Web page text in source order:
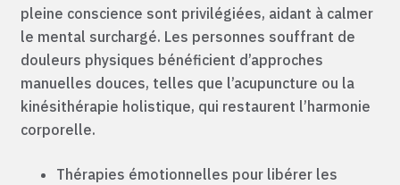
pleine conscience sont privilégiées, aidant à calmer
le mental surchargé. Les personnes souffrant de
douleurs physiques bénéficient d’approches
manuelles douces, telles que l’acupuncture ou la
kinésithérapie holistique, qui restaurent l’harmonie
corporelle.
Thérapies émotionnelles pour libérer les